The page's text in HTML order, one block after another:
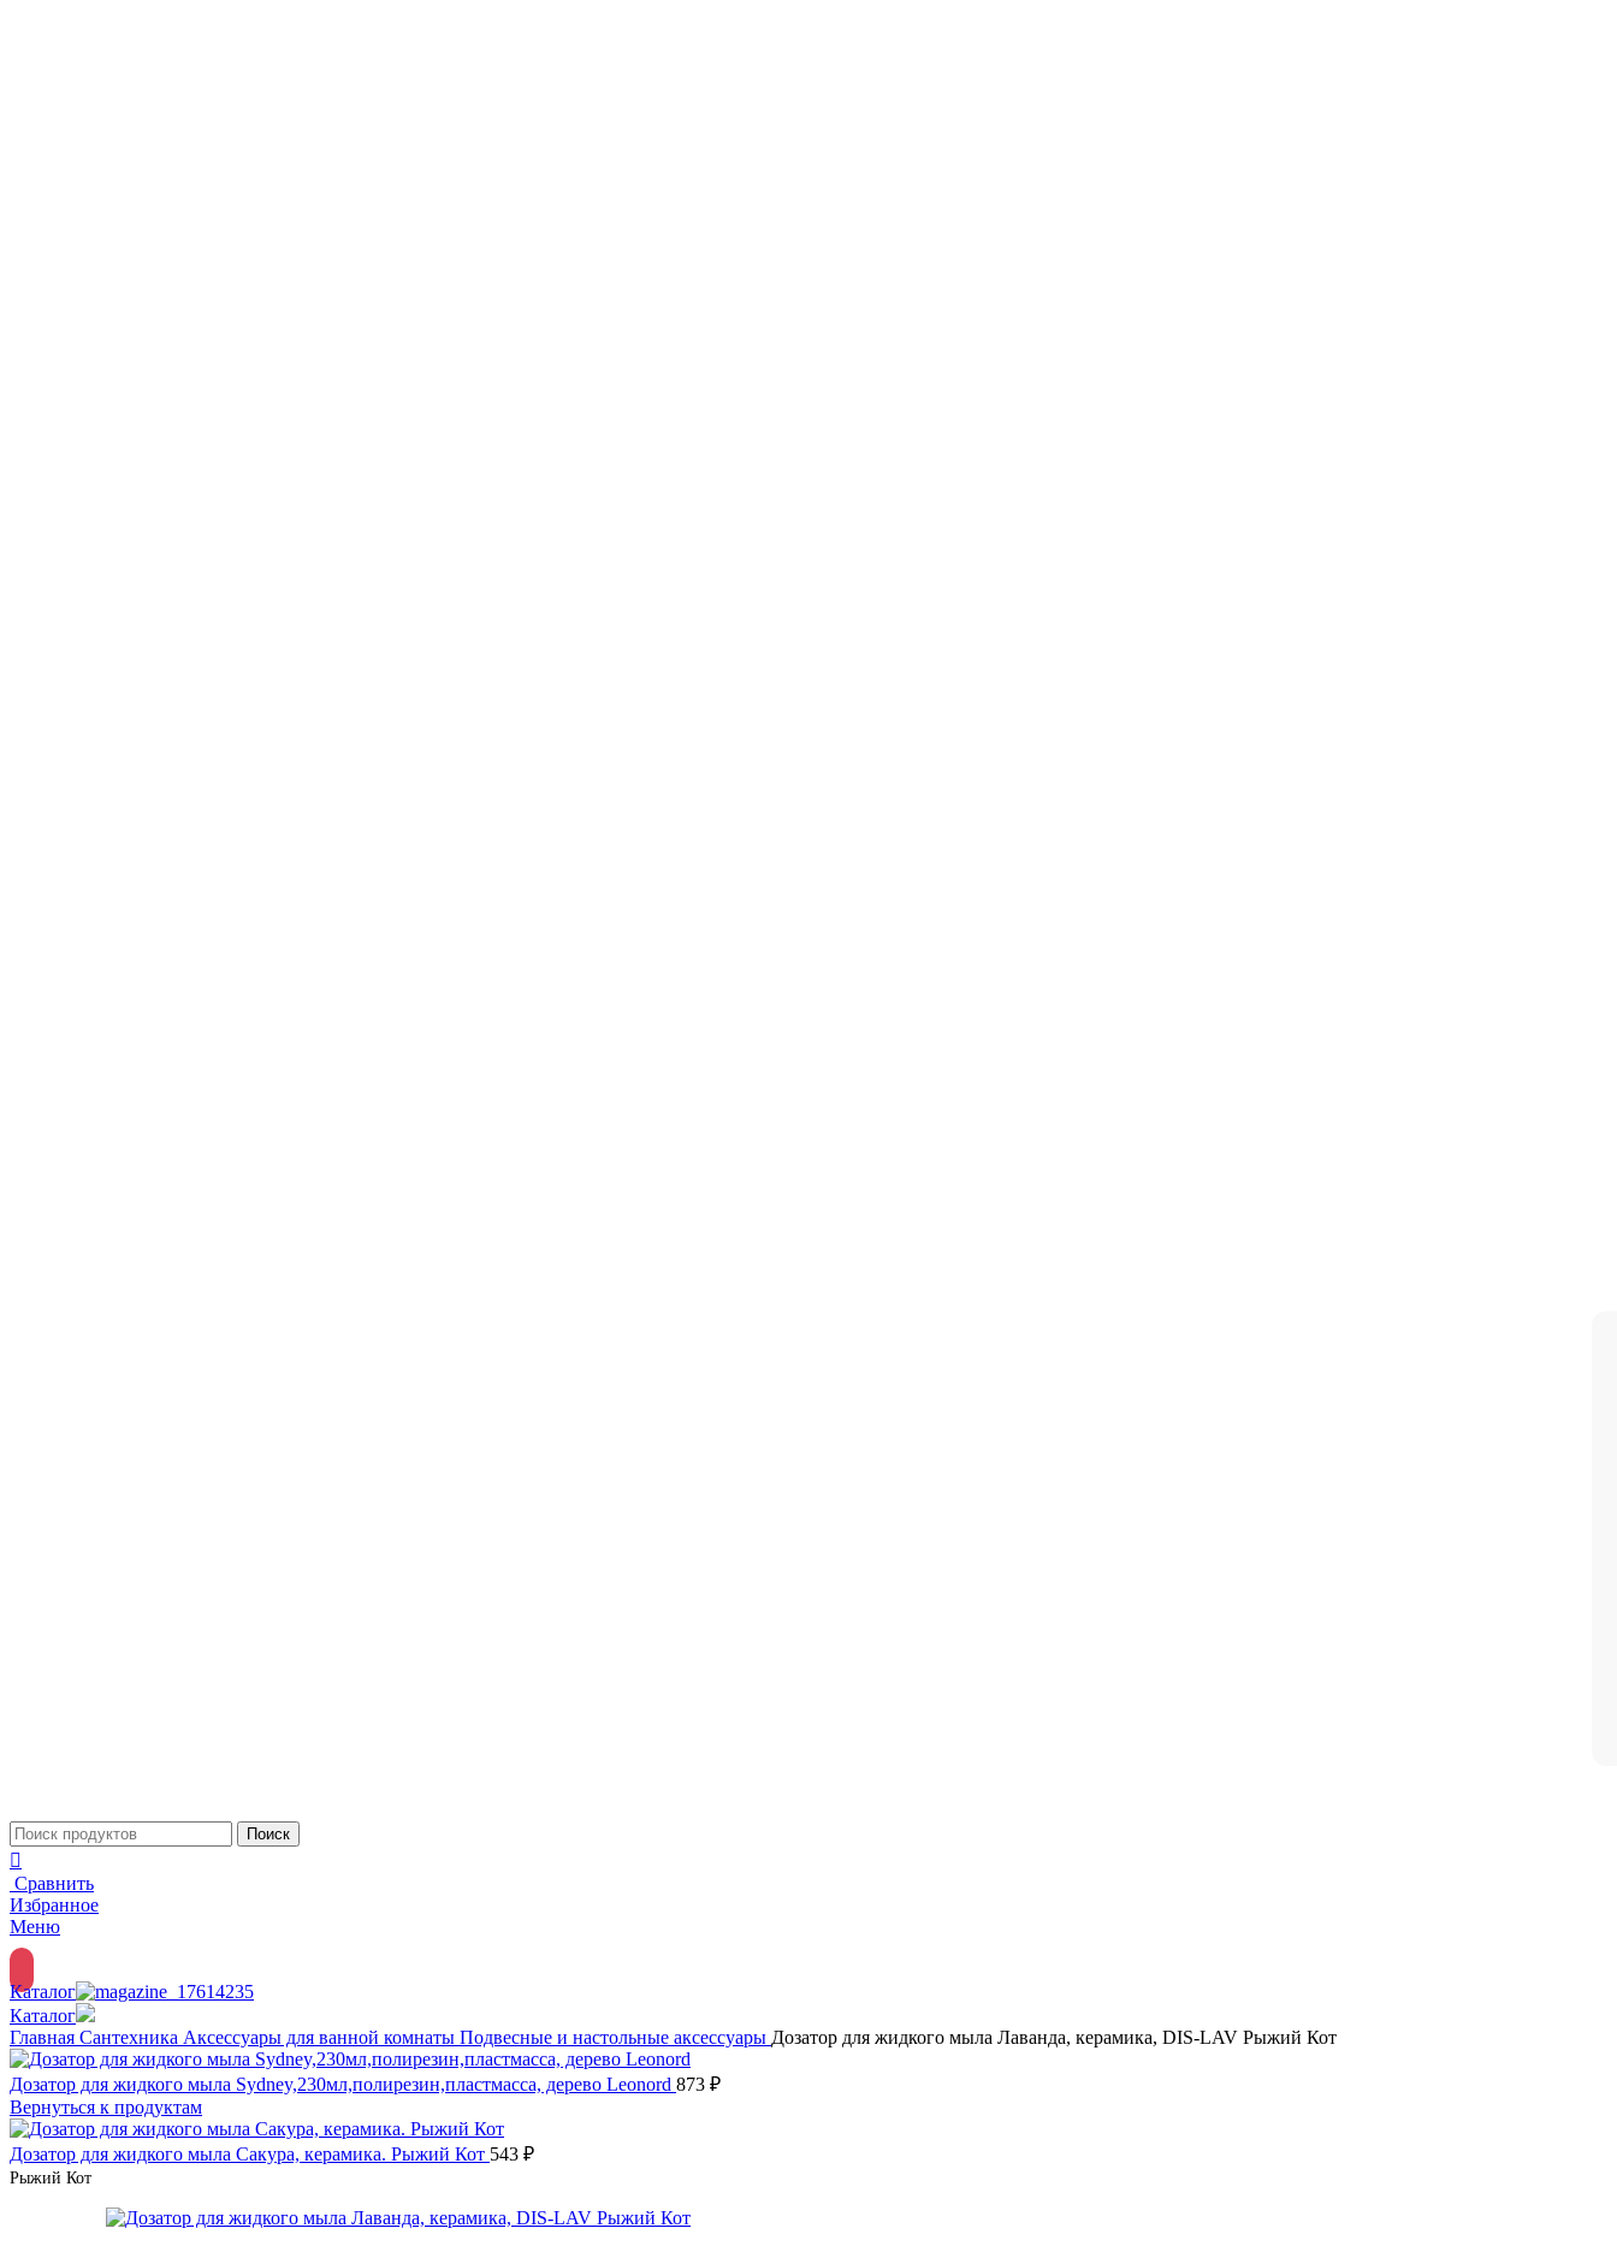
Поиск
Сравнить
Избранное
Меню
Каталог
Каталог
Главная Сантехника Аксессуары для ванной комнаты Подвесные и настольные аксессуары Дозатор для жидкого мыла Лаванда, керамика, DIS-LAV Рыжий Кот
Дозатор для жидкого мыла Sydney,230мл,полирезин,пластмасса, дерево Leonord 873 ₽
Вернуться к продуктам
Дозатор для жидкого мыла Сакура, керамика. Рыжий Кот 543 ₽
Рыжий Кот